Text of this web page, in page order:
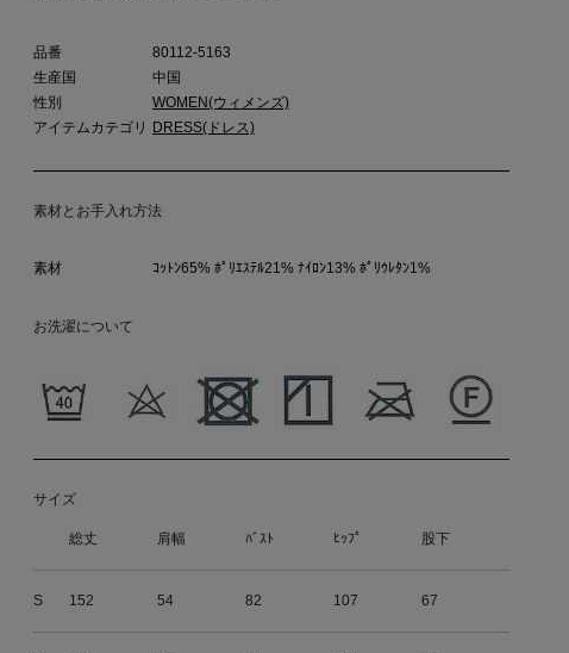
品番
80112-5163
生産国
中国
性別
WOMEN(ウィメンズ)
アイテムカテゴリ
DRESS(ドレス)
素材とお手入れ方法
素材 ｺｯﾄﾝ65% ﾎﾟﾘｴｽﾃﾙ21% ﾅｲﾛﾝ13% ﾎﾟﾘｳﾚﾀﾝ1%
お洗濯について
サイズ
総丈 肩幅 ﾊﾞｽﾄ ﾋｯﾌﾟ 股下
S 152 54 82 107 67